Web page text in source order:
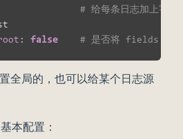
# 给每条日志加上字
: false # 是否将 fields 的各
全局的，也可以给某个日志源
配置：